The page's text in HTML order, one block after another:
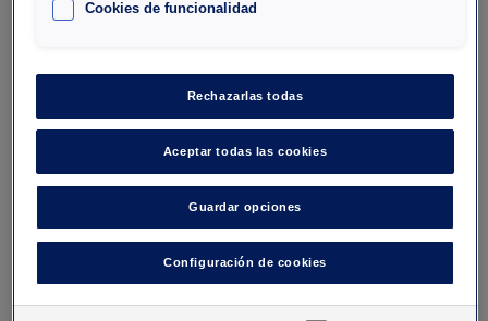
18 Avenue Thiers
Número de plazas : 577
Quiero ir
Cookies de funcionalidad
Rechazarlas todas
Aceptar todas las cookies
Guardar opciones
Configuración de cookies